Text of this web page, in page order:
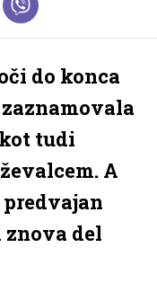
do konca
tudi
A
predvajan
del